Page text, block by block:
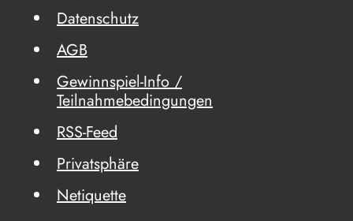
Datenschutz
AGB
Gewinnspiel-Info /
Teilnahmebedingungen
RSS-Feed
Privatsphäre
Netiquette